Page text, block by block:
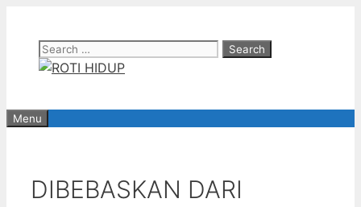
contentSearch
for:
Menu
DIBEBASKAN DARI